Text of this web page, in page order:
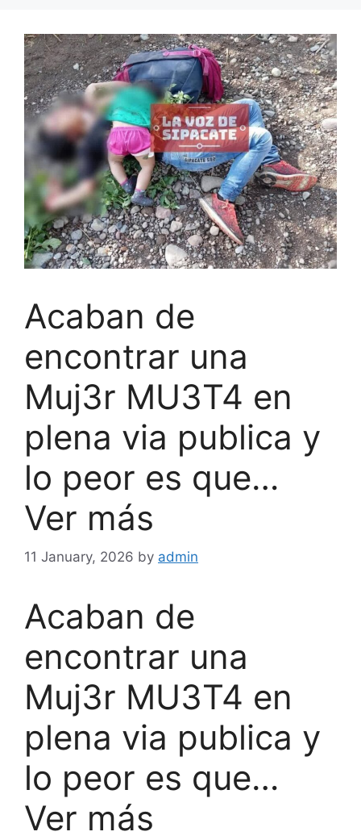
Acaban de
encontrar una
Muj3r MU3T4 en
plena via publica y
lo peor es que…
Ver más
11 January, 2026 by admin
Acaban de
encontrar una
Muj3r MU3T4 en
plena via publica y
lo peor es que…
Ver más